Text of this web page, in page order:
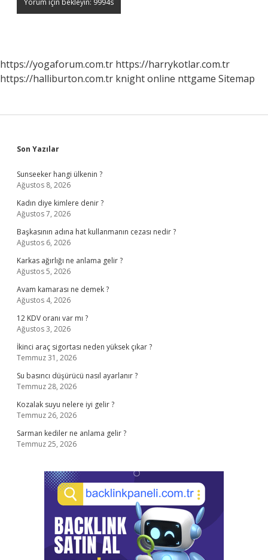
https://yogaforum.com.tr https://harrykotlar.com.tr
https://halliburton.com.tr knight online nttgame Sitemap
Sidebar
Son Yazılar
Sunseeker hangi ülkenin ?
Ağustos 8, 2026
Kadın diye kimlere denir ?
Ağustos 7, 2026
Başkasının adına hat kullanmanın cezası nedir ?
Ağustos 6, 2026
Karkas ağırlığı ne anlama gelir ?
Ağustos 5, 2026
Avam kamarası ne demek ?
Ağustos 4, 2026
12 KDV oranı var mı ?
Ağustos 3, 2026
İkinci araç sigortası neden yüksek çıkar ?
Temmuz 31, 2026
Su basıncı düşürücü nasıl ayarlanır ?
Temmuz 28, 2026
Kozalak suyu nelere iyi gelir ?
Temmuz 26, 2026
Sarman kediler ne anlama gelir ?
Temmuz 25, 2026